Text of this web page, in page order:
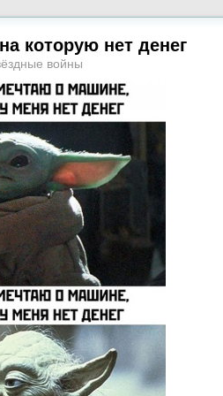
которую нет денег
войны